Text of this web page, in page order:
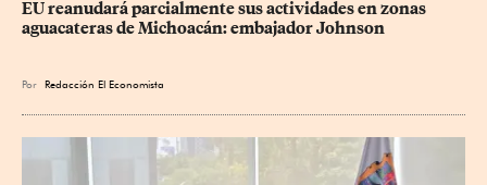
EU reanudará parcialmente sus actividades en zonas
aguacateras de Michoacán: embajador Johnson
Por Redacción El Economista